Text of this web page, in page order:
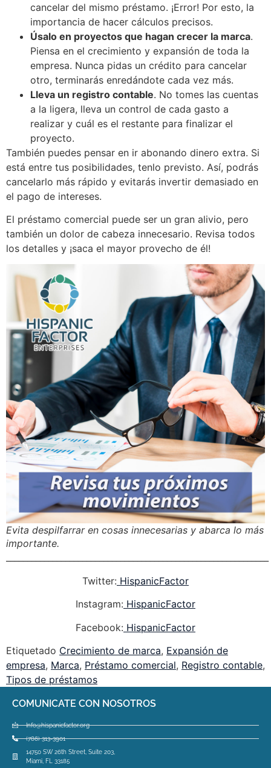
cancelar del mismo préstamo. ¡Error! Por esto, la
importancia de hacer cálculos precisos.
Úsalo en proyectos que hagan crecer la marca.
Piensa en el crecimiento y expansión de toda la
empresa. Nunca pidas un crédito para cancelar
otro, terminarás enredándote cada vez más.
Lleva un registro contable. No tomes las cuentas
a la ligera, lleva un control de cada gasto a
realizar y cuál es el restante para finalizar el
proyecto.
También puedes pensar en ir abonando dinero extra. Si
está entre tus posibilidades, tenlo previsto. Así, podrás
cancelarlo más rápido y evitarás invertir demasiado en
el pago de intereses.
El préstamo comercial puede ser un gran alivio, pero
también un dolor de cabeza innecesario. Revisa todos
los detalles y ¡saca el mayor provecho de él!
Evita despilfarrar en cosas innecesarias y abarca lo más
importante.
Twitter: HispanicFactor
Instagram: HispanicFactor
Facebook: HispanicFactor
Etiquetado Crecimiento de marca, Expansión de
empresa, Marca, Préstamo comercial, Registro contable,
Tipos de préstamos
COMUNICATE CON NOSOTROS
Info@hispanicfactor.org
(786) 313-3901
14750 SW 26th Street, Suite 203,
Miami, FL 33185